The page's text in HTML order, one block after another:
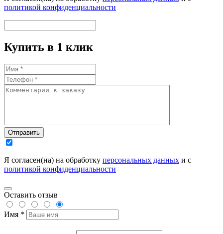
политикой конфиденциальности
Купить в 1 клик
Отправить
Я согласен(на) на обработку персональных данных и с
политикой конфиденциальности
Оставить отзыв
Имя *